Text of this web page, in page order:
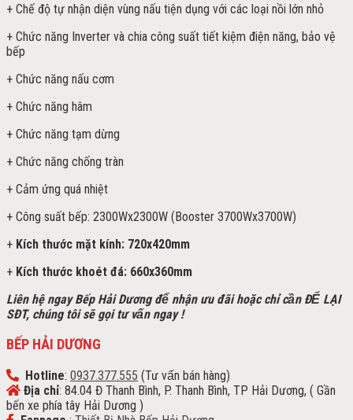
+ Chế độ tự nhận diện vùng nấu tiện dụng với các loại nồi lớn nhỏ
+ Chức năng Inverter và chia công suất tiết kiệm điện năng, bảo vệ
bếp
+ Chức năng nấu cơm
+ Chức năng hâm
+ Chức năng tạm dừng
+ Chức năng chống tràn
+ Cảm ứng quá nhiệt
+ Công suất bếp: 2300Wx2300W (Booster 3700Wx3700W)
+ Kích thước mặt kính: 720x420mm
+ Kích thước khoét đá: 660x360mm
Liên hệ ngay Bếp Hải Dương để nhận ưu đãi hoặc chỉ cần ĐỂ LẠI
SĐT, chúng tôi sẽ gọi tư vấn ngay !
BẾP HẢI DƯƠNG
Hotline: 0937.377.555 (Tư vấn bán hàng)
Địa chỉ: 84.04 Đ Thanh Bình, P. Thanh Bình, TP Hải Dương, ( Gần
bến xe phía tây Hải Dương )